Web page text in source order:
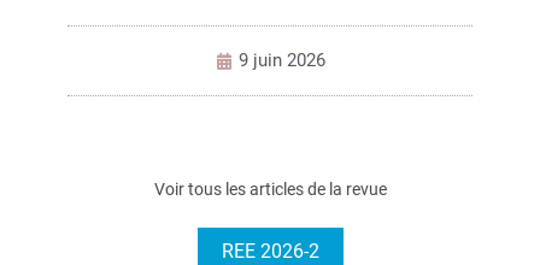
9 juin 2026
Voir tous les articles de la revue
REE 2026-2